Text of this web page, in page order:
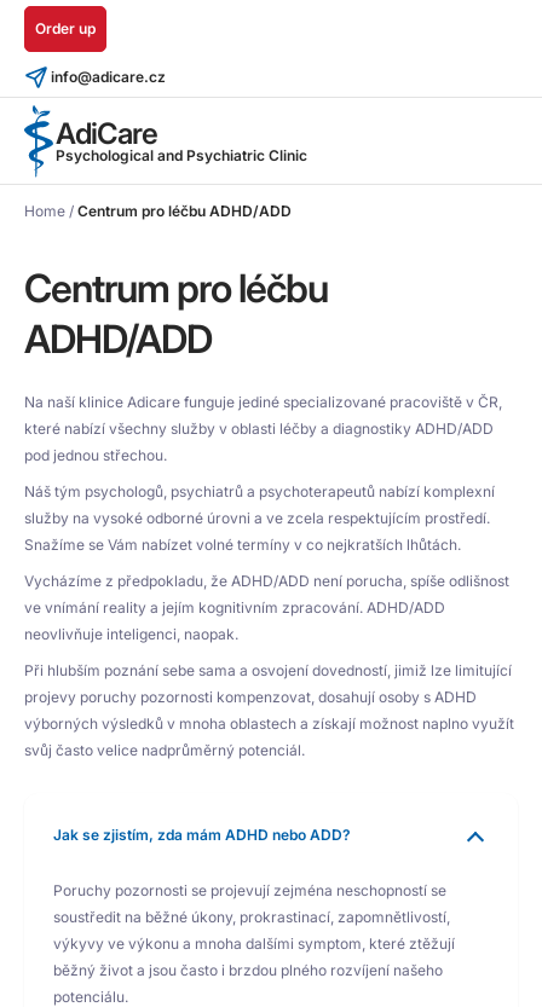
AdiCare
Psychological and Psychiatric Clinic
Order up
info@adicare.cz
Home / Centrum pro léčbu ADHD/ADD
Centrum pro léčbu
ADHD/ADD
Na naší klinice Adicare funguje jediné specializované pracoviště v ČR,
které nabízí všechny služby v oblasti léčby a diagnostiky ADHD/ADD
pod jednou střechou.
Náš tým psychologů, psychiatrů a psychoterapeutů nabízí komplexní
služby na vysoké odborné úrovni a ve zcela respektujícím prostředí.
Snažíme se Vám nabízet volné termíny v co nejkratších lhůtách.
Vycházíme z předpokladu, že ADHD/ADD není porucha, spíše odlišnost
ve vnímání reality a jejím kognitivním zpracování. ADHD/ADD
neovlivňuje inteligenci, naopak.
Při hlubším poznání sebe sama a osvojení dovedností, jimiž lze limitující
projevy poruchy pozornosti kompenzovat, dosahují osoby s ADHD
výborných výsledků v mnoha oblastech a získají možnost naplno využít
svůj často velice nadprůměrný potenciál.
Jak se zjistím, zda mám ADHD nebo ADD?
Poruchy pozornosti se projevují zejména neschopností se
soustředit na běžné úkony, prokrastinací, zapomnětlivostí,
výkyvy ve výkonu a mnoha dalšími symptom, které ztěžují
běžný život a jsou často i brzdou plného rozvíjení našeho
potenciálu.